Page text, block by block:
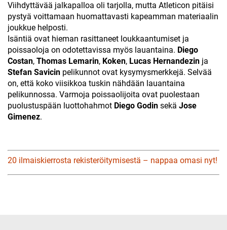
Viihdyttävää jalkapalloa oli tarjolla, mutta Atleticon pitäisi
pystyä voittamaan huomattavasti kapeamman materiaalin
joukkue helposti.
Isäntiä ovat hieman rasittaneet loukkaantumiset ja
poissaoloja on odotettavissa myös lauantaina. Diego
Costan, Thomas Lemarin, Koken, Lucas Hernandezin ja
Stefan Savicin pelikunnot ovat kysymysmerkkejä. Selvää
on, että koko viisikkoa tuskin nähdään lauantaina
pelikunnossa. Varmoja poissaolijoita ovat puolestaan
puolustuspään luottohahmot Diego Godin sekä Jose
Gimenez.
20 ilmaiskierrosta rekisteröitymisestä – nappaa omasi nyt!